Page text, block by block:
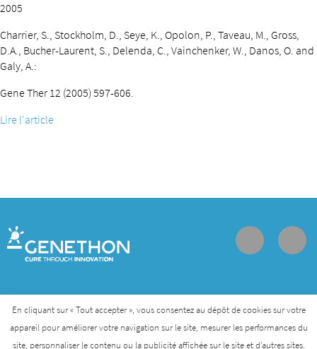
2005
Charrier, S., Stockholm, D., Seye, K., Opolon, P., Taveau, M., Gross,
D.A., Bucher-Laurent, S., Delenda, C., Vainchenker, W., Danos, O. and
Galy, A.:
Gene Ther 12 (2005) 597-606.
Lire l'article
En cliquant sur « Tout accepter », vous consentez au dépôt de cookies sur votre
appareil pour améliorer votre navigation sur le site, mesurer les performances du
site, personnaliser le contenu ou la publicité affichée sur le site et d’autres sites.